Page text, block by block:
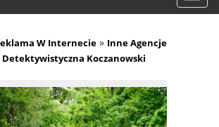
W Internecie » Inne Agencje
Detektywistyczna Koczanowski